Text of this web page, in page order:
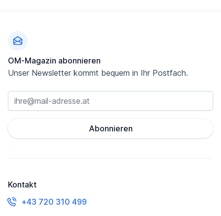
OM-Magazin abonnieren
Unser Newsletter kommt bequem in Ihr Postfach.
Abonnieren
Kontakt
+43 720 310 499